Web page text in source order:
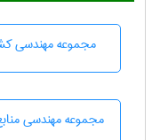
مجموعه مهندسی
مجموعه مهندسی